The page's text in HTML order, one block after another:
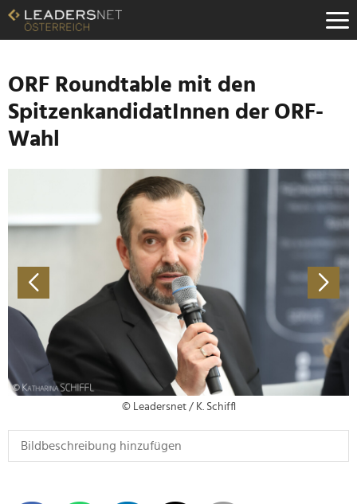
Zum
Inhalt
Zur
Navigation
Zur
Hauptnavigation
ORF Roundtable mit den
SpitzenkandidatInnen der ORF-
Wahl
© Leadersnet / K. Schiffl